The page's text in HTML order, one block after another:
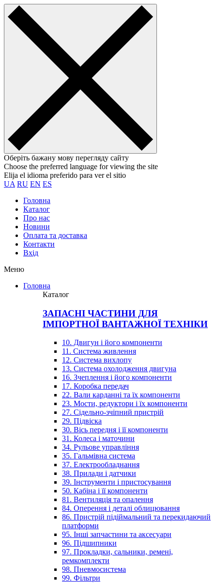
Оберіть бажану мову перегляду сайту
Choose the preferred language for viewing the site
Elija el idioma preferido para ver el sitio
UA RU EN ES
Головна
Каталог
Про нас
Новини
Оплата та доставка
Контакти
Вхiд
Меню
Головна
Каталог
ЗАПАСНІ ЧАСТИНИ ДЛЯ
ІМПОРТНОЇ ВАНТАЖНОЇ ТЕХНІКИ
10. Двигун і його компоненти
11. Система живлення
12. Система вихлопу
13. Система охолодження двигуна
16. Зчеплення і його компоненти
17. Коробка передач
22. Вали карданні та їх компоненти
23. Мости, редуктори і їх компоненти
27. Сідельно-зчіпний пристрій
29. Підвіска
30. Вісь передня і її компоненти
31. Колеса і маточини
34. Рульове управління
35. Гальмівна система
37. Електрообладнання
38. Прилади і датчики
39. Інструменти і пристосування
50. Кабіна і її компоненти
81. Вентиляція та опалення
84. Оперення і деталі облицювання
86. Пристрій підіймальний та перекидаючий
платформи
95. Інші запчастини та аксесуари
96. Підшипники
97. Прокладки, сальники, ремені,
ремкомплекти
98. Пневмосистема
99. Фільтри